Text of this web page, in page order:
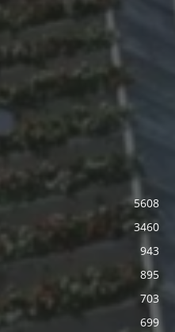
5608
3460
943
895
703
699